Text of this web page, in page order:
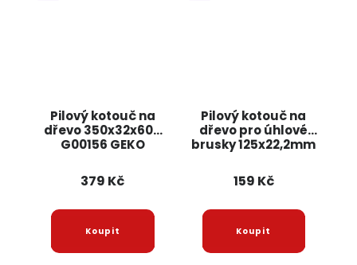
Pilový kotouč na
dřevo 350x32x60T
G00156 GEKO
379 Kč
Pilový kotouč na
dřevo pro úhlové
brusky 125x22,2mm
159 Kč